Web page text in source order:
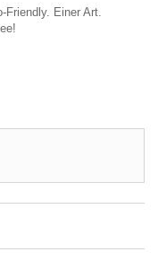
Friendly. Einer Art.